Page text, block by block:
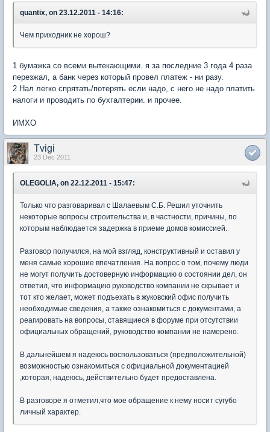
quantix, on 23.12.2011 - 14:16:
Чем приходник не хорош?
1 бумажка со всеми вытекающими. я за последние 3 года 4 раза
перезжал, а банк через который провел платеж - ни разу.
2 Нал легко спрятать/потерять если надо, с него не надо платить
налоги и проводить по бухгалтерии. и прочее.
ИМХО
Tvigi
23 Dec 2011
OLEGOLIA, on 22.12.2011 - 15:47:
Только что разговаривал с Шалаевым С.Б. Решил уточнить
некоторые вопросы строительства и, в частности, причины, по
которым наблюдается задержка в приеме домов комиссией.
Разговор получился, на мой взгляд, конструктивный и оставил у
меня самые хорошие впечатления. На вопрос о том, почему люди
не могут получить достоверную информацию о состоянии дел, он
ответил, что информацию руководство компании не скрывает и
тот кто желает, может подъехать в жуковский офис получить
необходимые сведения, а также ознакомиться с документами, а
реагировать на вопросы, ставящиеся в форуме при отсутствии
официальных обращений, руководство компании не намерено.
В дальнейшем я надеюсь воспользоваться (предположительной)
возможностью ознакомиться с официальной документацией
,которая, надеюсь, действительно будет предоставлена.
В разговоре я отметил,что мое обращение к нему носит сугубо
личный характер.